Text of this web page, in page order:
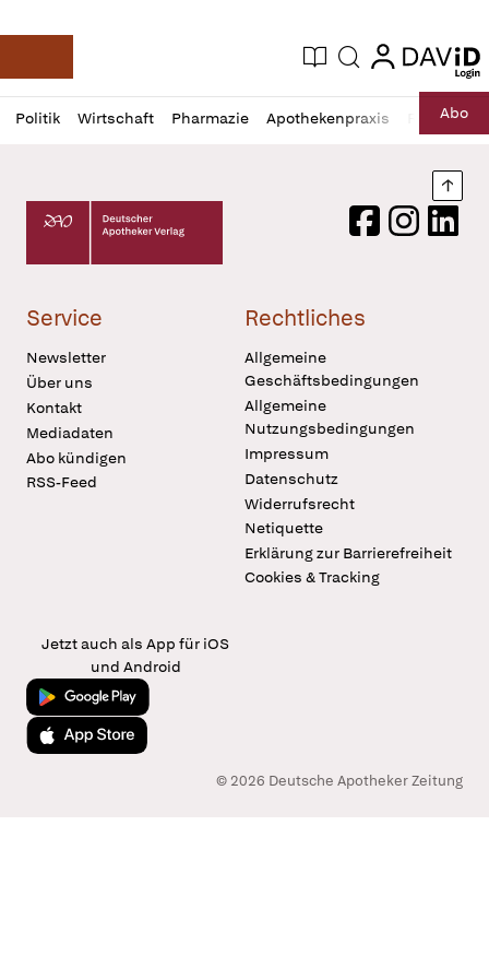
Deutsche Apotheker Zeitung
Aktuelle Ausgabe
Suche login
login
Politik Wirtschaft Pharmazie Apothekenpraxis RechtAbo
Profil
öffnen
Daz
Pur
Deutscher Apotheker Verlag Logo
FacebookInstagram
Service
Newsletter
Über uns
Kontakt
Mediadaten
Abo kündigen
RSS-Feed
Rechtliches
Allgemeine
Geschäftsbedingungen
Allgemeine
Nutzungsbedingungen
Impressum
Datenschutz
Widerrufsrecht
Netiquette
Erklärung zur Barrierefreiheit
Cookies & Tracking
Jetzt auch als App für iOS
und Android
Jetzt bei Google Play
Laden im App Store
© 2026 Deutsche Apotheker Zeitung